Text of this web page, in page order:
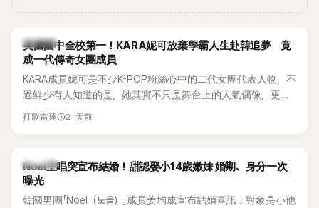
K-POP
美國國中全校第一！KARA妮可放棄學霸人生赴韓追夢 竟
成一代傳奇女團成員
KARA成員妮可是不少K-POP粉絲心中的二代女團代表人物，不
過鮮少有人知道的是，她其實不只是舞台上的人氣偶像，更是
一名不折不扣的學霸。她日前在節目中透露，自己在美國就讀
打歌雷達 2 天前
K-POP
Noel主唱突宣布結婚！甜認娶小14歲嫩妹 婚期、身分一次
曝光
韓國男團「Noel（노을）」成員姜均成宣布結婚喜訊！對象是小他